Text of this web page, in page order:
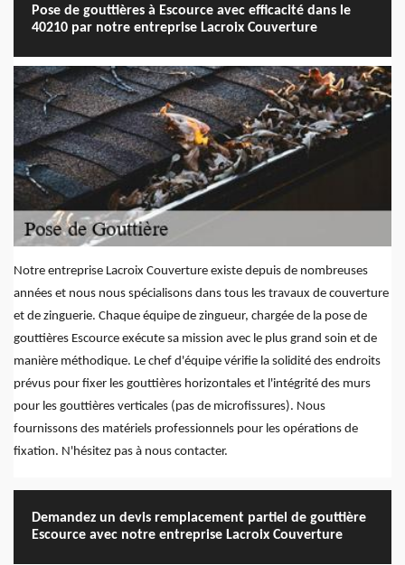
Pose de gouttières à Escource avec efficacité dans le
40210 par notre entreprise Lacroix Couverture
Notre entreprise Lacroix Couverture existe depuis de nombreuses
années et nous nous spécialisons dans tous les travaux de couverture
et de zinguerie. Chaque équipe de zingueur, chargée de la pose de
gouttières Escource exécute sa mission avec le plus grand soin et de
manière méthodique. Le chef d'équipe vérifie la solidité des endroits
prévus pour fixer les gouttières horizontales et l'intégrité des murs
pour les gouttières verticales (pas de microfissures). Nous
fournissons des matériels professionnels pour les opérations de
fixation. N'hésitez pas à nous contacter.
Demandez un devis remplacement partiel de gouttière
Escource avec notre entreprise Lacroix Couverture